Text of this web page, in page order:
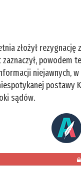
złożył
powodem
niejawnych,
postawy
sądów.